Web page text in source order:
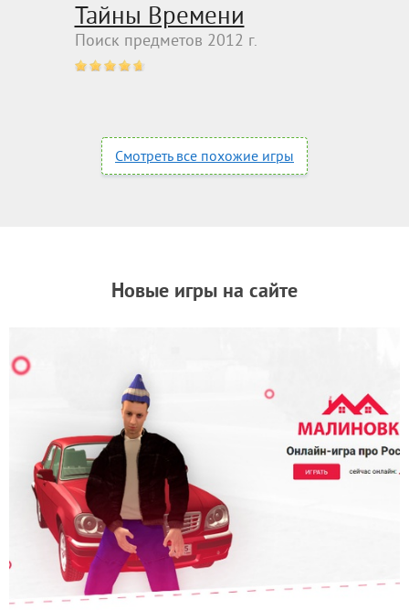
Тайны Времени
Поиск предметов 2012 г.
Смотреть все похожие игры
Новые игры на сайте